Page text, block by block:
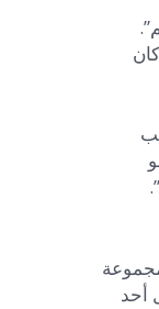
وعندما سأل أحد